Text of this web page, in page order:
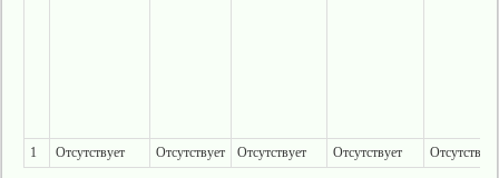
1 Отсутствует Отсутствует Отсутствует Отсутствует Отсутствует